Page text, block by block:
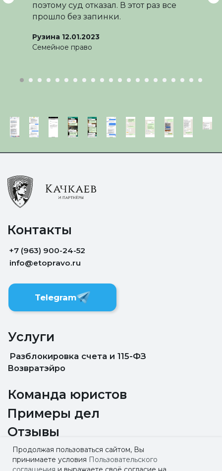
поэтому суд отказал. В этот раз все
прошло без запинки.
Рузина 12.01.2023
Семейное право
Продолжая пользоваться сайтом, Вы
принимаете условия Пользовательского